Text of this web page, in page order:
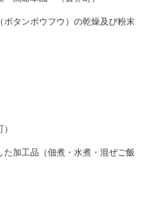
タンボウフウ）の乾燥及び粉末
加工品（佃煮・水煮・混ぜご飯